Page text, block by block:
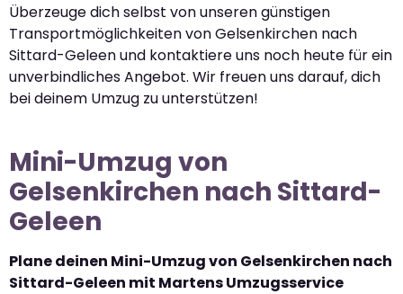
Überzeuge dich selbst von unseren günstigen
Transportmöglichkeiten von Gelsenkirchen nach
Sittard-Geleen und kontaktiere uns noch heute für ein
unverbindliches Angebot. Wir freuen uns darauf, dich
bei deinem Umzug zu unterstützen!
Mini-Umzug von
Gelsenkirchen nach Sittard-
Geleen
Plane deinen Mini-Umzug von Gelsenkirchen nach
Sittard-Geleen mit Martens Umzugsservice